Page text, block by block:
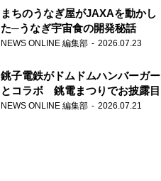
まちのうなぎ屋がJAXAを動かし
た─うなぎ宇宙食の開発秘話
NEWS ONLINE 編集部 2026.07.23
銚子電鉄がドムドムハンバーガー
とコラボ 銚電まつりでお披露目
NEWS ONLINE 編集部 2026.07.21